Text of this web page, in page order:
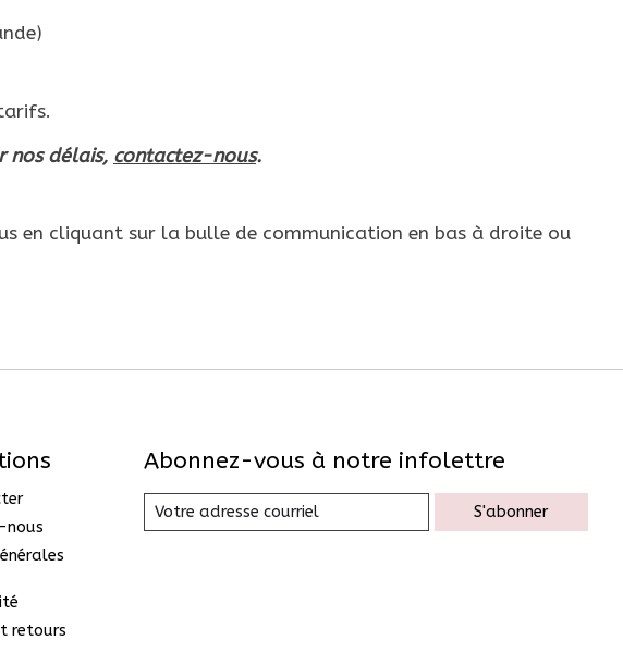
nos délais, contactez-nous.
en cliquant sur la bulle de communication en bas à droite ou
nous
retours
Abonnez-vous à notre infolettre
S'abonner